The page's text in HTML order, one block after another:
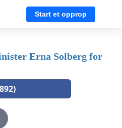
Start et opprop
Erna Solberg for